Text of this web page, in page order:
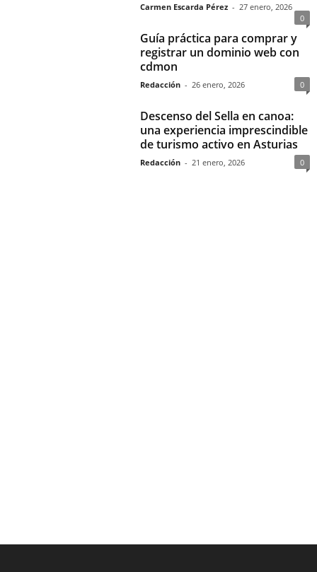
Carmen Escarda Pérez - 27 enero, 2026
0
Guía práctica para comprar y
registrar un dominio web con
cdmon
Redacción - 26 enero, 2026 0
Descenso del Sella en canoa:
una experiencia imprescindible
de turismo activo en Asturias
Redacción - 21 enero, 2026 0